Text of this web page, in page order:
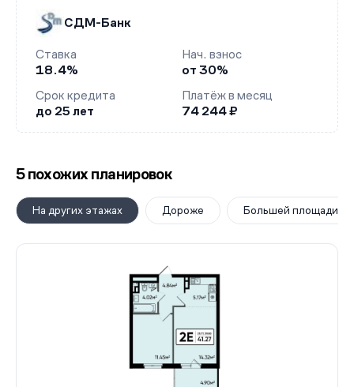
СДМ-Банк
Ставка
18.4%
Нач. взнос
от 30%
Срок кредита
до 25 лет
Платёж в месяц
74 244 ₽
5 похожих планировок
На других этажах Дороже Большей площади